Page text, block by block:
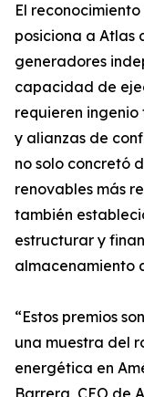
El
posiciona a Atlas
generadores
capacidad de
requieren
y alianzas de
no solo concretó
renovables más
también
estructurar y
almacenamiento
“Estos premios
una muestra del
energética en